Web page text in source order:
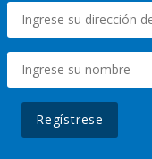
Regístrese